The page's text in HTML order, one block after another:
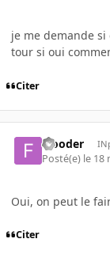
je me demande
tour si oui
Citer
Flooder
Posté(e) le 18
Oui, on peut le
Citer